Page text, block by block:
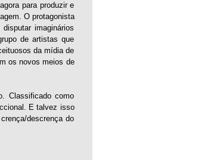
para produzir e
O protagonista
imaginários
de artistas que
da mídia de
os novos meios de
Classificado como
E talvez isso
descrença do